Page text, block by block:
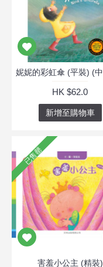
HK $62.0
新增至購物車
已售罄
害羞小公主 (精裝)